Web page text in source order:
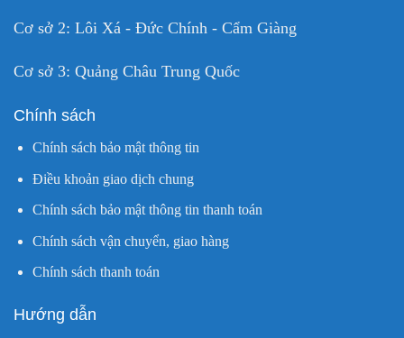
Cơ sở 2: Lôi Xá - Đức Chính - Cẩm Giàng
Cơ sở 3: Quảng Châu Trung Quốc
Chính sách
Chính sách bảo mật thông tin
Điều khoản giao dịch chung
Chính sách bảo mật thông tin thanh toán
Chính sách vận chuyển, giao hàng
Chính sách thanh toán
Hướng dẫn